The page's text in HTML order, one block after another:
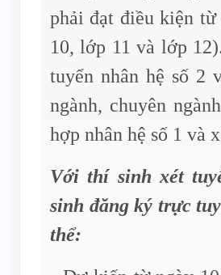
phải đạt điều kiện
10, lớp 11 và lớp
tuyển nhân hệ số 2
ngành, chuyên
hợp nhân hệ số 1 và
Với thí sinh xét
sinh đăng ký trực
thể: